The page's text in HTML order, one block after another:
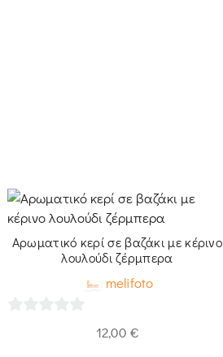
Αρωματικό κερί σε βαζάκι με κέρινο
λουλούδι ζέρμπερα
melifoto
12,00 €